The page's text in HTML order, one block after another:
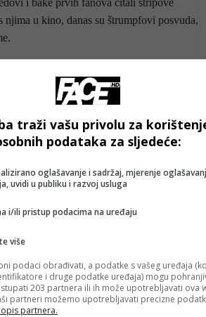
njima u kino, danas su štrumpfovi posvuda,
Ili kući? Ben u “Šta se upravo desilo”
sa željom za “internet-slavom”:
u subotu na FACE TV
traži vašu privolu za
podataka za sljedeće:
oglašavanje i sadržaj, mjerenje
uvidi u publiku i razvoj usluga
i/ili pristup podacima na uređaju
više
podaci obrađivati, a podatke s vašeg uređaja
i druge podatke uređaja) mogu
203 partnera ili ih može upotrebljavati ova
partneri možemo upotrebljavati precizne
partnera.